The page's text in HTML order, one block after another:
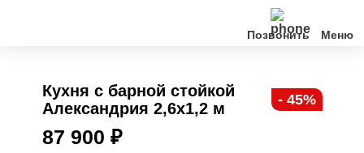
Позвонить
Клиентам
Кухня с барной стойкой
Александрия 2,6х1,2 м
- 45%
87 900 ₽